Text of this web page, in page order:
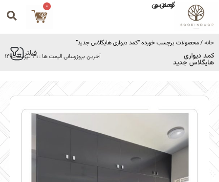
گروه صنعتی سورین 0
خانه/ محصولات برچسب خورده “کمد دیواری هایگلاس جدید”
فیلتر کمد دیواری
هایگلاس جدید
آخرین بروزرسانی قیمت ها : 31 تیرماه 1405